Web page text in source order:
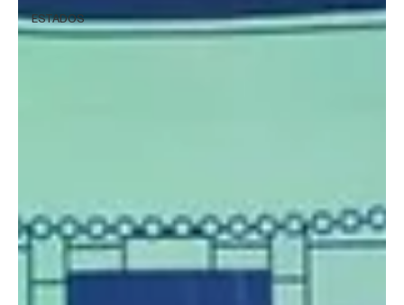
ESTADOS